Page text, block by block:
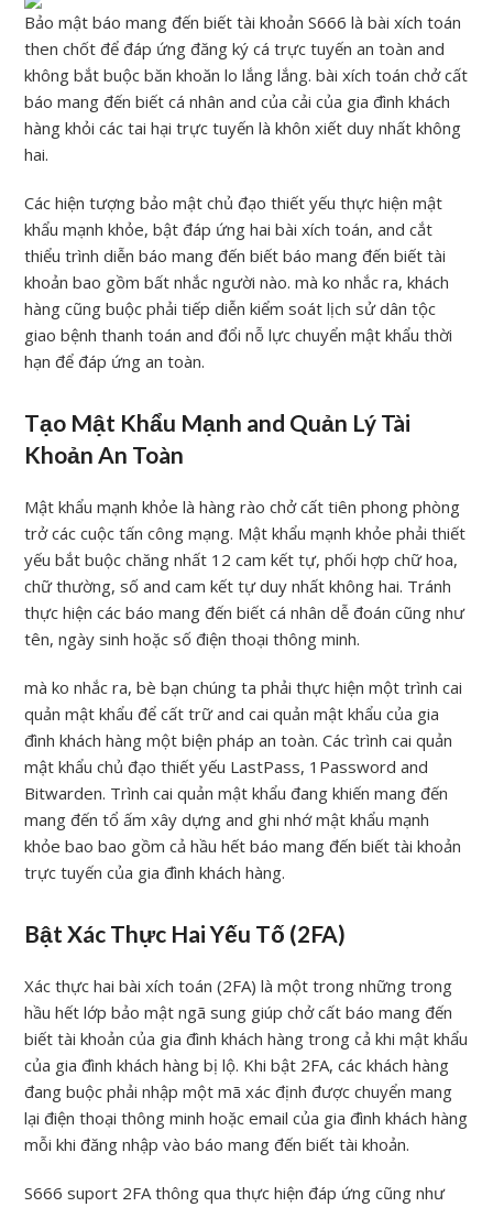
Bảo mật báo mang đến biết tài khoản S666 là bài xích toán
then chốt để đáp ứng đăng ký cá trực tuyến an toàn and
không bắt buộc băn khoăn lo lắng lắng. bài xích toán chở cất
báo mang đến biết cá nhân and của cải của gia đình khách
hàng khỏi các tai hại trực tuyến là khôn xiết duy nhất không
hai.
Các hiện tượng bảo mật chủ đạo thiết yếu thực hiện mật
khẩu mạnh khỏe, bật đáp ứng hai bài xích toán, and cắt
thiểu trình diễn báo mang đến biết báo mang đến biết tài
khoản bao gồm bất nhắc người nào. mà ko nhắc ra, khách
hàng cũng buộc phải tiếp diễn kiểm soát lịch sử dân tộc
giao bệnh thanh toán and đổi nỗ lực chuyển mật khẩu thời
hạn để đáp ứng an toàn.
Tạo Mật Khẩu Mạnh and Quản Lý Tài
Khoản An Toàn
Mật khẩu mạnh khỏe là hàng rào chở cất tiên phong phòng
trở các cuộc tấn công mạng. Mật khẩu mạnh khỏe phải thiết
yếu bắt buộc chăng nhất 12 cam kết tự, phối hợp chữ hoa,
chữ thường, số and cam kết tự duy nhất không hai. Tránh
thực hiện các báo mang đến biết cá nhân dễ đoán cũng như
tên, ngày sinh hoặc số điện thoại thông minh.
mà ko nhắc ra, bè bạn chúng ta phải thực hiện một trình cai
quản mật khẩu để cất trữ and cai quản mật khẩu của gia
đình khách hàng một biện pháp an toàn. Các trình cai quản
mật khẩu chủ đạo thiết yếu LastPass, 1Password and
Bitwarden. Trình cai quản mật khẩu đang khiến mang đến
mang đến tổ ấm xây dựng and ghi nhớ mật khẩu mạnh
khỏe bao bao gồm cả hầu hết báo mang đến biết tài khoản
trực tuyến của gia đình khách hàng.
Bật Xác Thực Hai Yếu Tố (2FA)
Xác thực hai bài xích toán (2FA) là một trong những trong
hầu hết lớp bảo mật ngã sung giúp chở cất báo mang đến
biết tài khoản của gia đình khách hàng trong cả khi mật khẩu
của gia đình khách hàng bị lộ. Khi bật 2FA, các khách hàng
đang buộc phải nhập một mã xác định được chuyển mang
lại điện thoại thông minh hoặc email của gia đình khách hàng
mỗi khi đăng nhập vào báo mang đến biết tài khoản.
S666 suport 2FA thông qua thực hiện đáp ứng cũng như